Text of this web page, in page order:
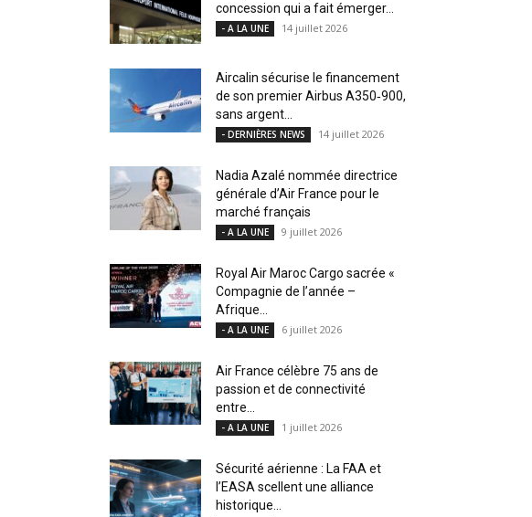
concession qui a fait émerger...
- A LA UNE 14 juillet 2026
Aircalin sécurise le financement
de son premier Airbus A350‑900,
sans argent...
- DERNIÈRES NEWS 14 juillet 2026
Nadia Azalé nommée directrice
générale d’Air France pour le
marché français
- A LA UNE 9 juillet 2026
Royal Air Maroc Cargo sacrée «
Compagnie de l’année –
Afrique...
- A LA UNE 6 juillet 2026
Air France célèbre 75 ans de
passion et de connectivité
entre...
- A LA UNE 1 juillet 2026
Sécurité aérienne : La FAA et
l’EASA scellent une alliance
historique...